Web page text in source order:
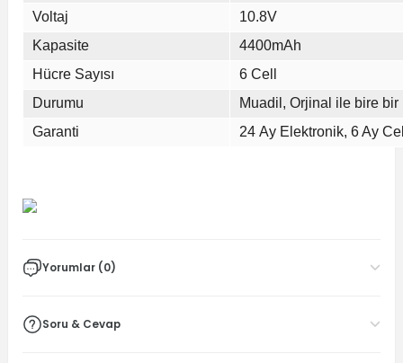
Voltaj
10.8V
Kapasite
4400mAh
Hücre Sayısı
6 Cell
Durumu
Muadil, Orjinal ile bire bir
Garanti
24 Ay Elektronik, 6 Ay
Yorumlar (0)
Soru & Cevap